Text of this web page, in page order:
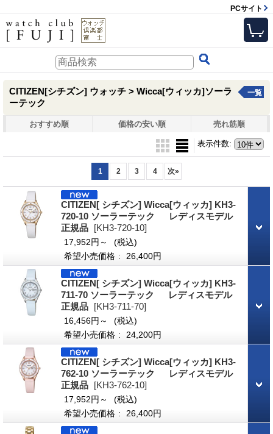
PCサイト
CITIZEN[シチズン] ウォッチ > Wicca[ウィッカ]ソーラ
ーテック
一覧
おすすめ順 価格の安い順 売れ筋順
表示件数:
1 2 3 4 次»
CITIZEN[ シチズン] Wicca[ウィッカ] KH3-
720-10 ソーラーテック レディスモデル
正規品 [KH3-720-10]
17,952円～
(税込)
希望小売価格 : 26,400円
CITIZEN[ シチズン] Wicca[ウィッカ] KH3-
711-70 ソーラーテック レディスモデル
正規品 [KH3-711-70]
16,456円～
(税込)
希望小売価格 : 24,200円
CITIZEN[ シチズン] Wicca[ウィッカ] KH3-
762-10 ソーラーテック レディスモデル
正規品 [KH3-762-10]
17,952円～
(税込)
希望小売価格 : 26,400円